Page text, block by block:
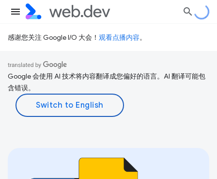
感谢您关注 Google I/O 大会！ 观看点播内容。
Google 会使用 AI 技术将内容翻译成您偏好的语言。AI 翻译可能包
含错误。